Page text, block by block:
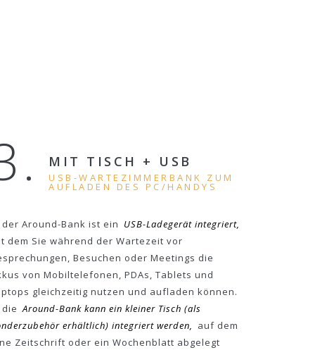
MIT TISCH + USB
USB-WARTEZIMMERBANK ZUM
AUFLADEN DES PC/HANDYS
der Around-Bank ist ein USB-Ladegerät integriert,
dem Sie während der Wartezeit vor
Besuchen oder Meetings die
von Mobiltelefonen, PDAs, Tablets und
gleichzeitig nutzen und aufladen können.
Around-Bank kann ein kleiner Tisch (als
erhältlich) integriert werden, auf dem
Zeitschrift oder ein Wochenblatt abgelegt